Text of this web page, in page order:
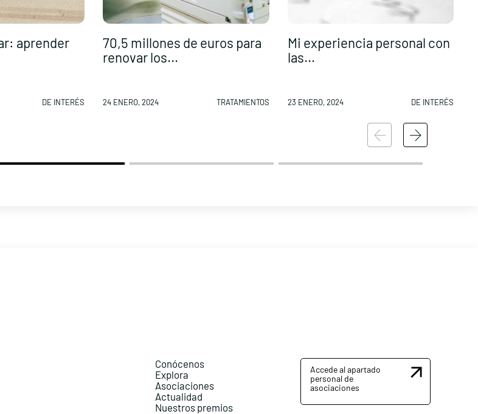
aprender
DE INTERÉS
70,5 millones de euros para
renovar los...
24 ENERO, 2024 TRATAMIENTOS
Mi experiencia personal con
las...
23 ENERO, 2024 DE INTERÉS
Conócenos
Explora
Asociaciones
Actualidad
Nuestros premios
Accede al apartado
personal de
asociaciones